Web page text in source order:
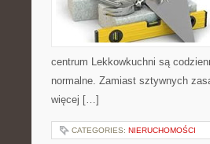
centrum Lekkowkuchni są
normalne. Zamiast sztywnych
więcej […]
CATEGORIES: NIERUCHOMOŚCI